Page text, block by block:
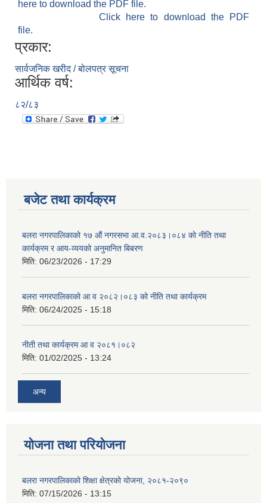
here to download the PDF file.
Click here to download the PDF
file.
प्रकार:
सार्वजनिक खरीद / बोलपत्र सूचना
आर्थिक वर्ष:
८२/८३
बजेट तथा कार्यक्रम
बलरा नगरपालिकाको १७ औं नगरसभा आ.व.२०८३।०८४ को नीति तथा
कार्यक्रम र आय-व्ययको अनुमानित बिबरण
मिति: 06/23/2026 - 17:29
बलरा नगरपालिकाको आ व २०८२।०८३ को नीति तथा कार्यक्रम
मिति: 06/24/2025 - 15:18
नीती तथा कार्यक्रम आ व २०८१।०८२
मिति: 01/02/2025 - 13:24
अन्य
योजना तथा परियोजना
बलरा नगरपालिकाको शिक्षा क्षेत्रको योजना, २०८१-२०९०
मिति: 07/15/2026 - 13:15